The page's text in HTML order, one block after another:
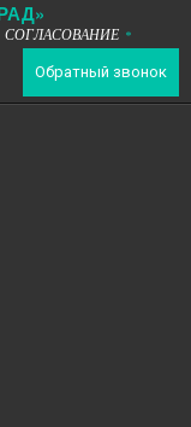
СОГЛАСОВАНИЕ *
Обратный звонок